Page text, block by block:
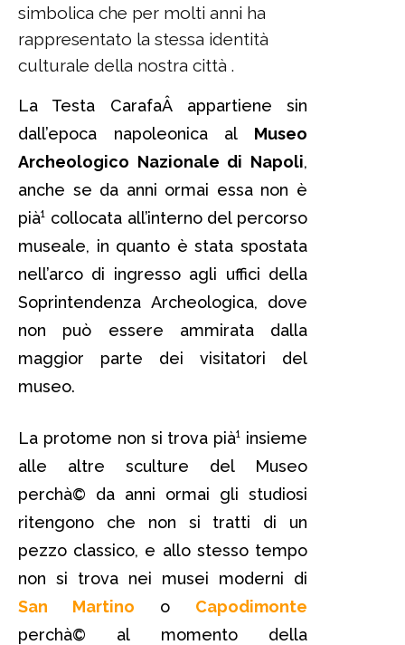
simbolica che per molti anni ha
rappresentato la stessa identità
culturale della nostra città .
La Testa CarafaÂ appartiene sin
dall’epoca napoleonica al Museo
Archeologico Nazionale di Napoli,
anche se da anni ormai essa non è
pià¹ collocata all’interno del percorso
museale, in quanto è stata spostata
nell’arco di ingresso agli uffici della
Soprintendenza Archeologica, dove
non può essere ammirata dalla
maggior parte dei visitatori del
museo.
La protome non si trova pià¹ insieme
alle altre sculture del Museo
perchà© da anni ormai gli studiosi
ritengono che non si tratti di un
pezzo classico, e allo stesso tempo
non si trova nei musei moderni di
San Martino o Capodimonte
perchà© al momento della